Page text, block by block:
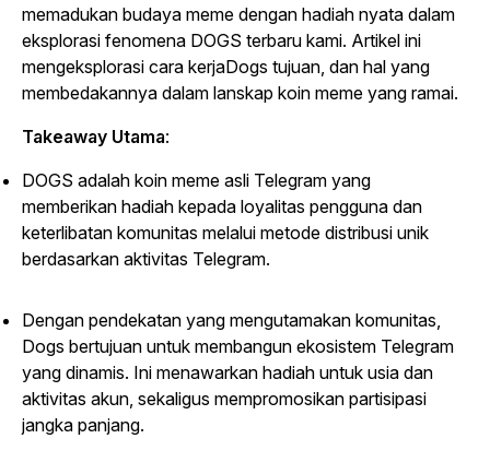
memadukan budaya meme dengan hadiah nyata dalam
eksplorasi fenomena DOGS terbaru kami. Artikel ini
mengeksplorasi cara kerjaDogs tujuan, dan hal yang
membedakannya dalam lanskap koin meme yang ramai.
Takeaway Utama:
DOGS adalah koin meme asli Telegram yang
memberikan hadiah kepada loyalitas pengguna dan
keterlibatan komunitas melalui metode distribusi unik
berdasarkan aktivitas Telegram.
Dengan pendekatan yang mengutamakan komunitas,
Dogs bertujuan untuk membangun ekosistem Telegram
yang dinamis. Ini menawarkan hadiah untuk usia dan
aktivitas akun, sekaligus mempromosikan partisipasi
jangka panjang.